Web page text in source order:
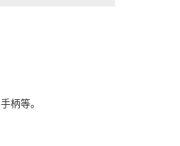
柄等。